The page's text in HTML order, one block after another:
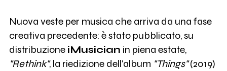
Nuova veste per musica che arriva da una fase
creativa precedente: è stato pubblicato, su
distribuzione iMusician in piena estate,
"Rethink", la riedizione dell'album "Things"(2019)